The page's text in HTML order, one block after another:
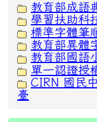
教育部成語
學習扶助科
標準字體筆
教育部異體
教育部國語
單一認證授
CIRN 國民
臺